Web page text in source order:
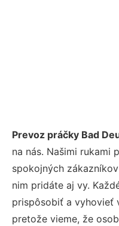
Prevoz práčky Bad
na nás. Našimi rukami
spokojných
nim pridáte aj vy.
prispôsobiť a vyhovieť
pretože vieme, že